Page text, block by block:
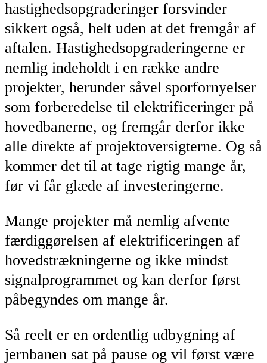
hastighedsopgraderinger forsvinder
sikkert også, helt uden at det fremgår af
aftalen. Hastighedsopgraderingerne er
nemlig indeholdt i en række andre
projekter, herunder såvel sporfornyelser
som forberedelse til elektrificeringer på
hovedbanerne, og fremgår derfor ikke
alle direkte af projektoversigterne. Og så
kommer det til at tage rigtig mange år,
før vi får glæde af investeringerne.
Mange projekter må nemlig afvente
færdiggørelsen af elektrificeringen af
hovedstrækningerne og ikke mindst
signalprogrammet og kan derfor først
påbegyndes om mange år.
Så reelt er en ordentlig udbygning af
jernbanen sat på pause og vil først være